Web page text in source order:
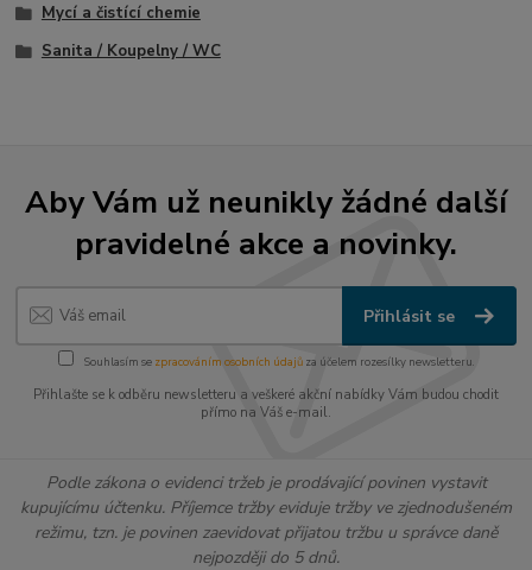
Mycí a čistící chemie
Sanita / Koupelny / WC
Aby Vám už neunikly žádné další
pravidelné akce a novinky.
Přihlásit se
Souhlasím se zpracováním osobních údajůza účelem rozesílky newsletteru.
Přihlašte se k odběru newsletteru a veškeré akční nabídky Vám budou chodit
přímo na Váš e-mail.
Podle zákona o evidenci tržeb je prodávající povinen vystavit
kupujícímu účtenku. Příjemce tržby eviduje tržby ve zjednodušeném
režimu, tzn. je povinen zaevidovat přijatou tržbu u správce daně
nejpozději do 5 dnů.